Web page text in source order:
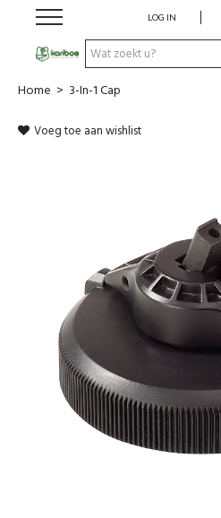
LOG IN
Cadeaubon
Voeding
Klimmen
Home > 3-In-1 Cap
Voeg toe aan wishlist